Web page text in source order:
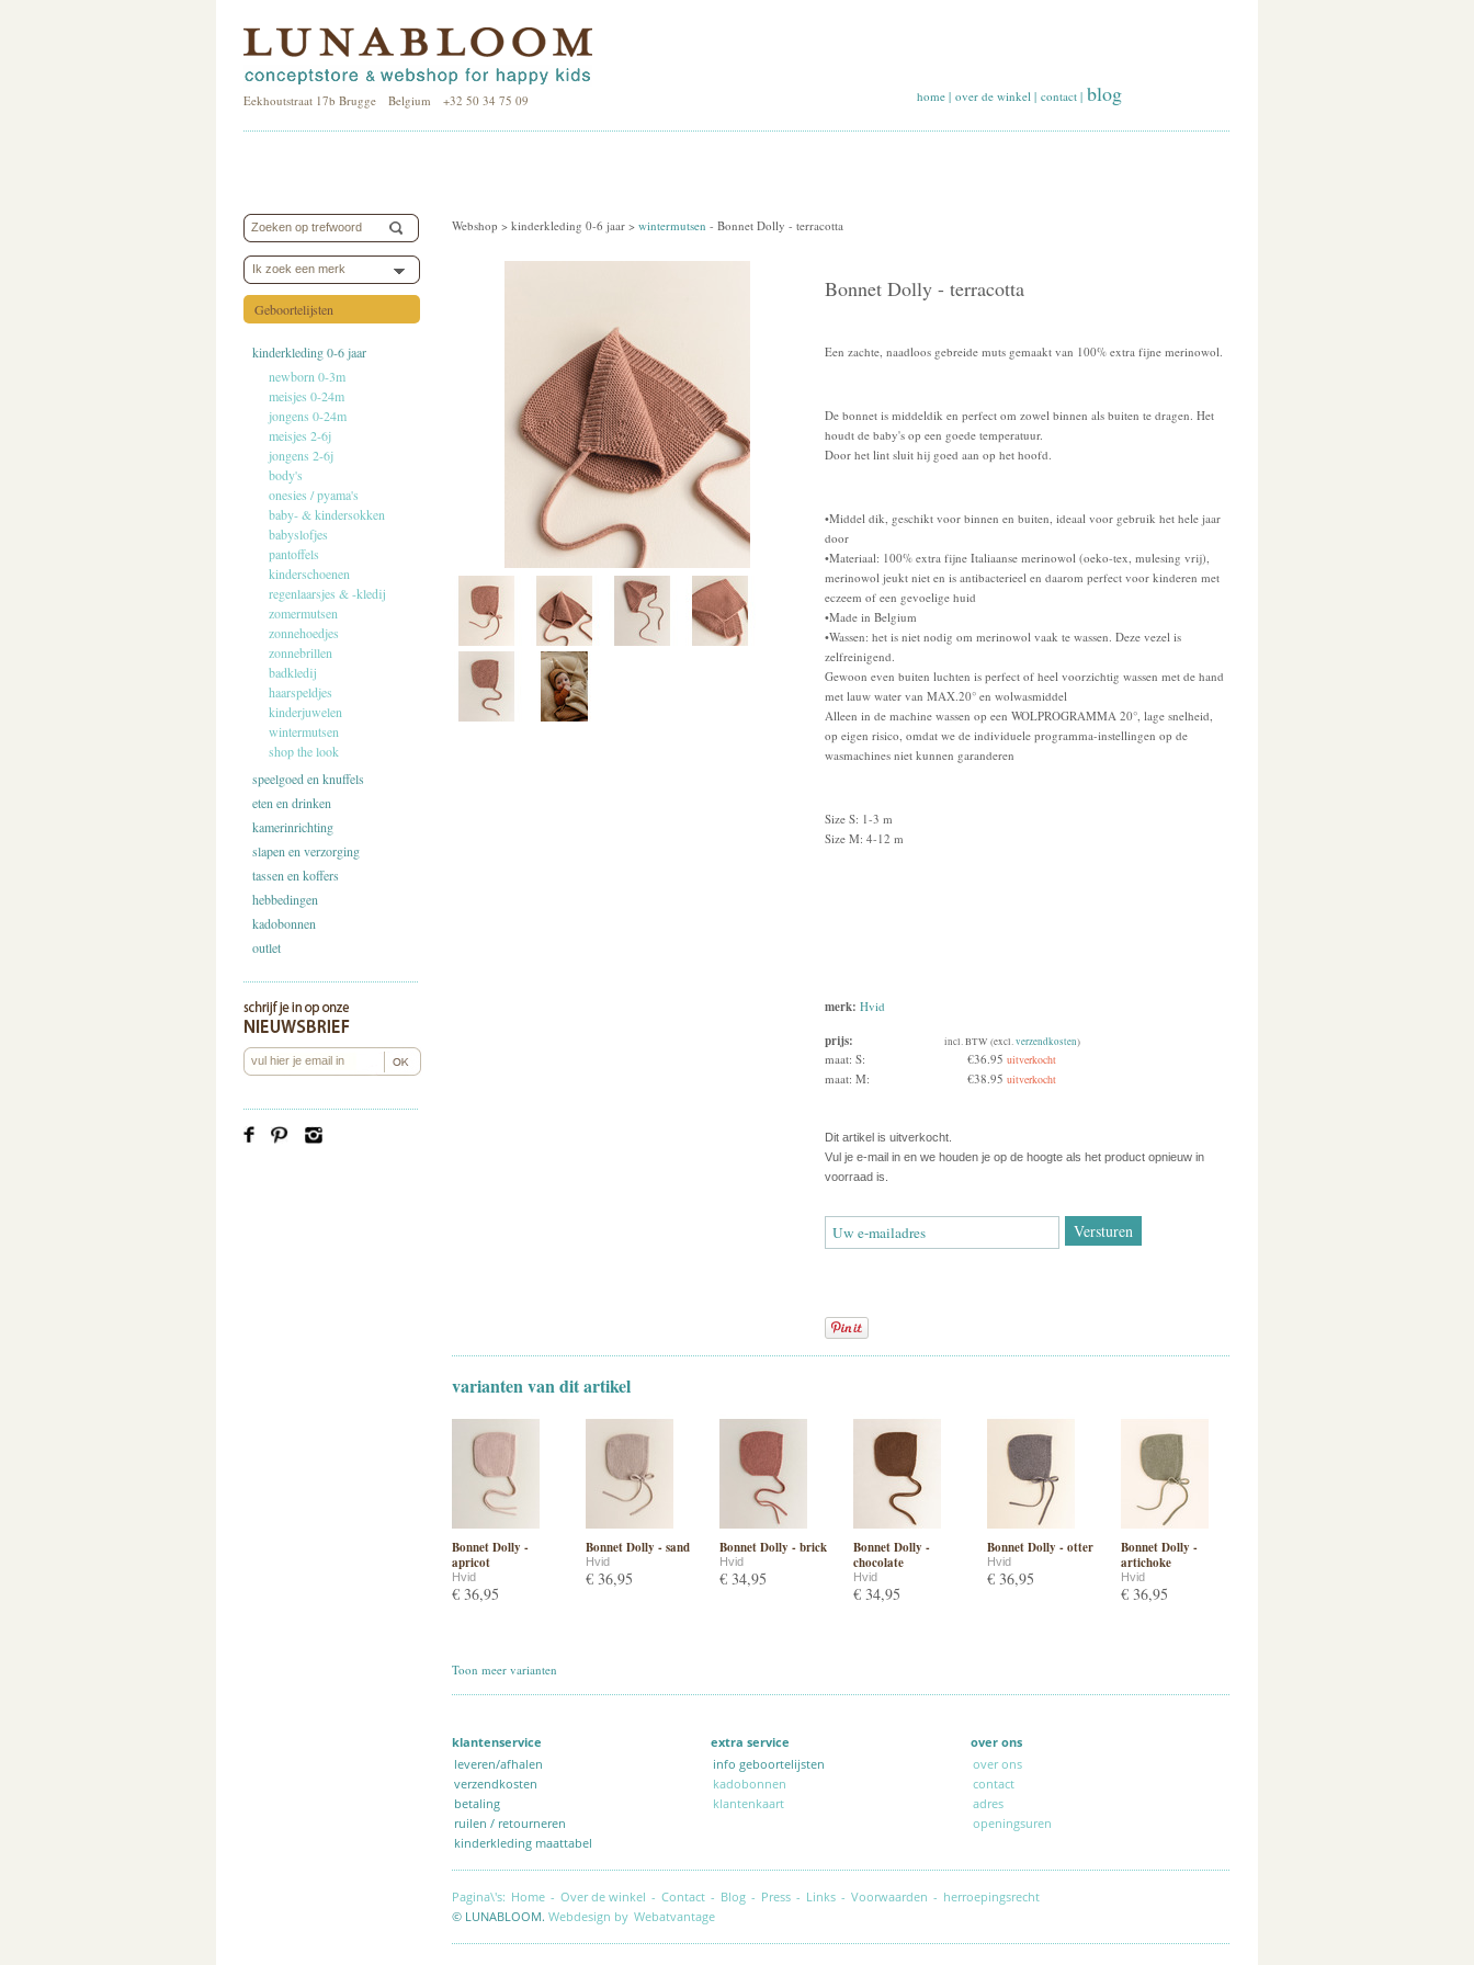
Eekhoutstraat 17b Brugge Belgium +32 50 34 75 09 home | over de winkel | contact | blog
Ik zoek een merk
Geboortelijsten
kinderkleding 0-6 jaar
newborn 0-3m
meisjes 0-24m
jongens 0-24m
meisjes 2-6j
jongens 2-6j
body's
onesies / pyama's
baby- & kindersokken
babyslofjes
pantoffels
kinderschoenen
regenlaarsjes & -kledij
zomermutsen
zonnehoedjes
zonnebrillen
badkledij
haarspeldjes
kinderjuwelen
wintermutsen
shop the look
speelgoed en knuffels
eten en drinken
kamerinrichting
slapen en verzorging
tassen en koffers
hebbedingen
kadobonnen
outlet
Webshop > kinderkleding 0-6 jaar > wintermutsen - Bonnet Dolly - terracotta
Bonnet Dolly - terracotta
Een zachte, naadloos gebreide muts gemaakt van 100% extra fijne merinowol.
De bonnet is middeldik en perfect om zowel binnen als buiten te dragen. Het
houdt de baby's op een goede temperatuur.
Door het lint sluit hij goed aan op het hoofd.
•Middel dik, geschikt voor binnen en buiten, ideaal voor gebruik het hele jaar
door
•Materiaal: 100% extra fijne Italiaanse merinowol (oeko-tex, mulesing vrij),
merinowol jeukt niet en is antibacterieel en daarom perfect voor kinderen met
eczeem of een gevoelige huid
•Made in Belgium
•Wassen: het is niet nodig om merinowol vaak te wassen. Deze vezel is
zelfreinigend.
Gewoon even buiten luchten is perfect of heel voorzichtig wassen met de hand
met lauw water van MAX.20° en wolwasmiddel
Alleen in de machine wassen op een WOLPROGRAMMA 20°, lage snelheid,
op eigen risico, omdat we de individuele programma-instellingen op de
wasmachines niet kunnen garanderen
Size S: 1-3 m
Size M: 4-12 m
merk: Hvid
prijs: incl. BTW (excl.verzendkosten)
maat: S: €36.95 uitverkocht
maat: M: €38.95 uitverkocht
Dit artikel is uitverkocht.
Vul je e-mail in en we houden je op de hoogte als het product opnieuw in
voorraad is.
varianten van dit artikel
Bonnet Dolly -
apricot
Hvid
€ 36,95
Bonnet Dolly - sand
Hvid
€ 36,95
Bonnet Dolly - brick
Hvid
€ 34,95
Bonnet Dolly -
chocolate
Hvid
€ 34,95
Bonnet Dolly - otter
Hvid
€ 36,95
Bonnet Dolly -
artichoke
Hvid
€ 36,95
Toon meer varianten
klantenservice extra service
over ons
leveren/afhalen
verzendkosten
betaling
ruilen / retourneren
kinderkleding maattabel
info geboortelijsten
kadobonnen
klantenkaart
over ons
contact
adres
openingsuren
Pagina\'s: Home - Over de winkel - Contact - Blog - Press - Links - Voorwaarden - herroepingsrecht
© LUNABLOOM. Webdesign by Webatvantage